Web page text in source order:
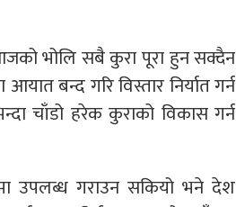
भोलि सबै कुरा पूरा हुन सक्दैन
बन्द गरि विस्तार निर्यात गर्न
चाँडो हरेक कुराको विकास गर्न
उपलब्ध गराउन सकियो भने देश